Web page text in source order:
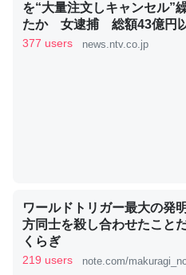
これを元に考えるとカルシウ
類は苦労してるんだな…。腹
─ニュース :: 【研究発表】昆虫学
ウチもEchoを実家に置いて
ちぼちRingも置こうかと画策
を“大量注文しキャンセル”
たか 女逮捕 総額43億円
（2026年8月6日掲載）｜日
377 users news.ntv.co.jp
ワールドトリガー最大の発
方同士を殺し合わせたこと
くらぎ
219 users note.com/